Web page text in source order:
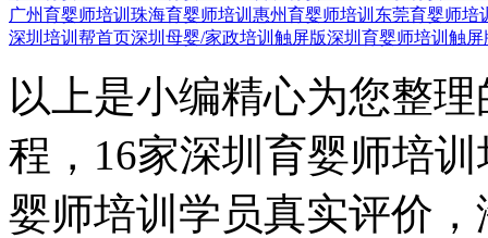
广州育婴师培训 珠海育婴师培训 惠州育婴师培训 东莞育婴师培
深圳培训帮首页深圳母婴/家政培训触屏版深圳育婴师培训触屏
以上是小编精心为您整
程，16家深圳育婴师培
婴师培训学员真实评价